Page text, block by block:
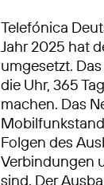
Telefónica
Jahr 2025 hat
umgesetzt.
die Uhr, 365
machen. Das
Folgen des
Verbindungen
sind. Der